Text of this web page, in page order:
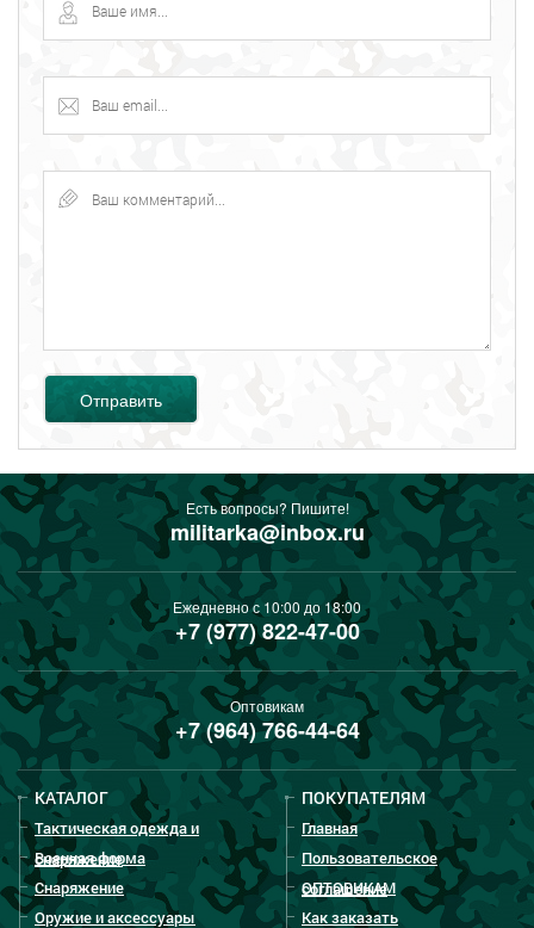
Отправить
Есть вопросы? Пишите!
militarka@inbox.ru
Ежедневно с 10:00 до 18:00
+7 (977) 822-47-00
Оптовикам
+7 (964) 766-44-64
КАТАЛОГ
Тактическая одежда и
снаряжение
Военная форма
Снаряжение
Оружие и аксессуары
ПОКУПАТЕЛЯМ
Главная
Пользовательское
соглашение
ОПТОВИКАМ
Как заказать